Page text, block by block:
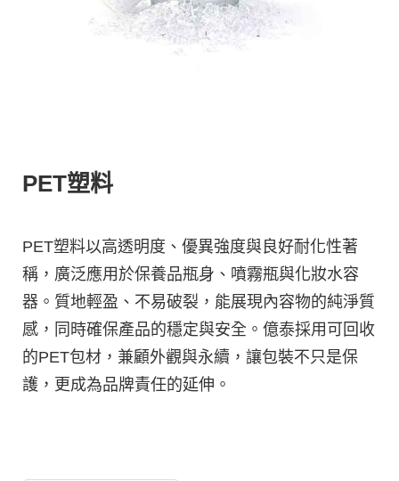
PET塑料
PET塑料以高透明度、優異強度與良好耐化性著
稱，廣泛應用於保養品瓶身、噴霧瓶與化妝水容
器。質地輕盈、不易破裂，能展現內容物的純淨質
感，同時確保產品的穩定與安全。億泰採用可回收
的PET包材，兼顧外觀與永續，讓包裝不只是保
護，更成為品牌責任的延伸。